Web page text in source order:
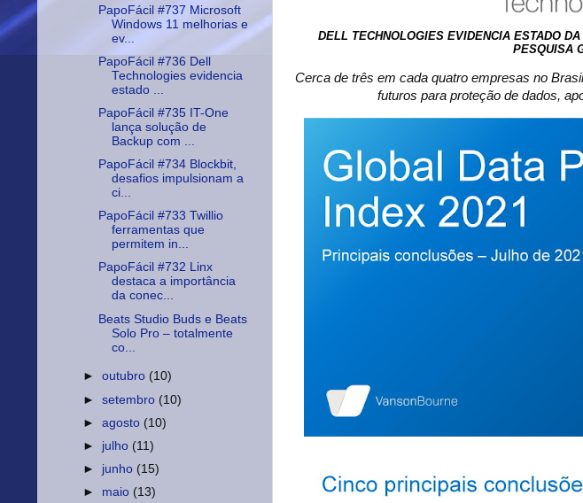
DELL TECHNOLOGIES EVIDENCIA ESTADO
PESQUISA
Cerca de três em cada quatro empresas no
futuros para proteção de dados,
PapoFácil #737 Microsoft
Windows 11 melhorias e
ev...
PapoFácil #736 Dell
Technologies evidencia
estado ...
PapoFácil #735 IT-One
lança solução de
Backup com ...
PapoFácil #734 Blockbit,
desafios impulsionam a
ci...
PapoFácil #733 Twillio
ferramentas que
permitem in...
PapoFácil #732 Linx
destaca a importância
da conec...
Beats Studio Buds e Beats
Solo Pro – totalmente
co...
►outubro (10)
►setembro (10)
►agosto (10)
► julho (11)
► junho (15)
► maio (13)